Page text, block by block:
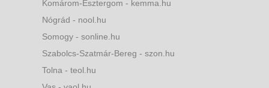
Komárom-Esztergom - kemma.hu
Nógrád - nool.hu
Somogy - sonline.hu
Szabolcs-Szatmár-Bereg - szon.hu
Tolna - teol.hu